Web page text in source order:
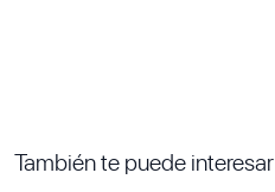
También te puede interesar